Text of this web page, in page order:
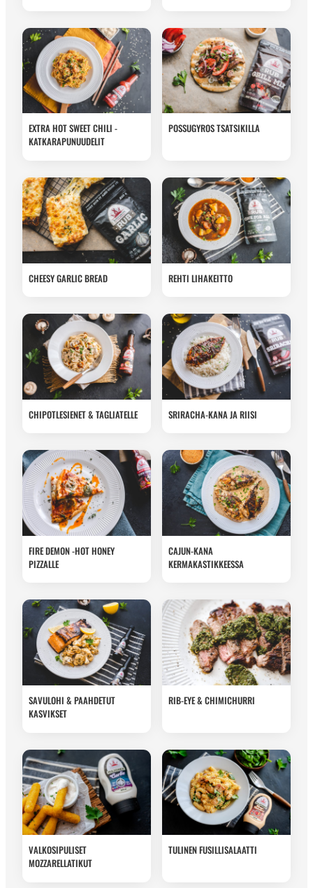
EXTRA HOT SWEET CHILI -
KATKARAPUNUUDELIT
POSSUGYROS TSATSIKILLA
CHEESY GARLIC BREAD REHTI LIHAKEITTO
CHIPOTLESIENET & TAGLIATELLE SRIRACHA-KANA JA RIISI
FIRE DEMON -HOT HONEY
PIZZALLE
CAJUN-KANA
KERMAKASTIKKEESSA
SAVULOHI & PAAHDETUT
KASVIKSET
RIB-EYE & CHIMICHURRI
VALKOSIPULISET
MOZZARELLATIKUT
TULINEN FUSILLISALAATTI